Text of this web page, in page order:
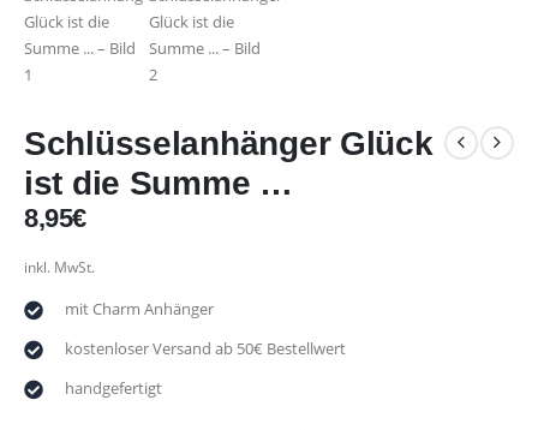
Schlüsselanhänger Glück
ist die Summe …
8,95€
inkl. MwSt.
mit Charm Anhänger
kostenloser Versand ab 50€ Bestellwert
handgefertigt